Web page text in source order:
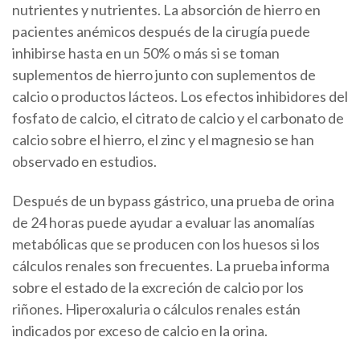
nutrientes y nutrientes. La absorción de hierro en
pacientes anémicos después de la cirugía puede
inhibirse hasta en un 50% o más si se toman
suplementos de hierro junto con suplementos de
calcio o productos lácteos. Los efectos inhibidores del
fosfato de calcio, el citrato de calcio y el carbonato de
calcio sobre el hierro, el zinc y el magnesio se han
observado en estudios.
Después de un bypass gástrico, una prueba de orina
de 24 horas puede ayudar a evaluar las anomalías
metabólicas que se producen con los huesos si los
cálculos renales son frecuentes. La prueba informa
sobre el estado de la excreción de calcio por los
riñones. Hiperoxaluria o cálculos renales están
indicados por exceso de calcio en la orina.